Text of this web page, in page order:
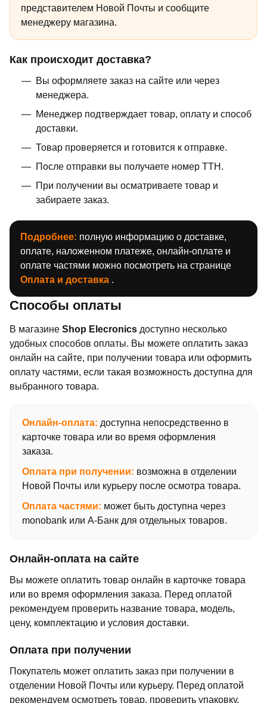
представителем Новой Почты и сообщите
менеджеру магазина.
Как происходит доставка?
Вы оформляете заказ на сайте или через
менеджера.
Менеджер подтверждает товар, оплату и способ
доставки.
Товар проверяется и готовится к отправке.
После отправки вы получаете номер ТТН.
При получении вы осматриваете товар и
забираете заказ.
Подробнее: полную информацию о доставке,
оплате, наложенном платеже, онлайн-оплате и
оплате частями можно посмотреть на странице
Оплата и доставка .
Способы оплаты
В магазине Shop Elecronics доступно несколько
удобных способов оплаты. Вы можете оплатить заказ
онлайн на сайте, при получении товара или оформить
оплату частями, если такая возможность доступна для
выбранного товара.
Онлайн-оплата: доступна непосредственно в
карточке товара или во время оформления
заказа.
Оплата при получении: возможна в отделении
Новой Почты или курьеру после осмотра товара.
Оплата частями: может быть доступна через
monobank или А-Банк для отдельных товаров.
Онлайн-оплата на сайте
Вы можете оплатить товар онлайн в карточке товара
или во время оформления заказа. Перед оплатой
рекомендуем проверить название товара, модель,
цену, комплектацию и условия доставки.
Оплата при получении
Покупатель может оплатить заказ при получении в
отделении Новой Почты или курьеру. Перед оплатой
рекомендуем осмотреть товар, проверить упаковку,